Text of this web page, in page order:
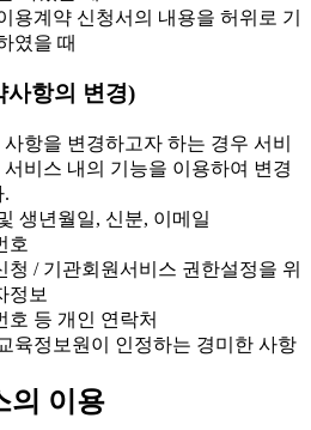
용계약 신청서의 내용을 허위로 기
였을 때
사항의 변경)
항을 변경하고자 하는 경우 서비
비스 내의 기능을 이용하여 변경
.
생년월일, 신분, 이메일
호
/ 기관회원서비스 권한설정을 위
정보
등 개인 연락처
육정보원이 인정하는 경미한 사항
의 이용